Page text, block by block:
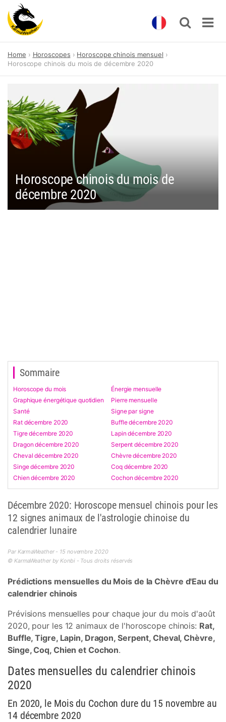
content
Home Horoscopes
Horoscope chinois mensuel
Horoscope chinois du mois de décembre 2020
Horoscope chinois du mois de
décembre 2020
Sommaire
Horoscope du mois
Énergie mensuelle
Graphique énergétique quotidien
Pierre mensuelle
Santé
Signe par signe
Rat décembre 2020
Buffle décembre 2020
Tigre décembre 2020
Lapin décembre 2020
Dragon décembre 2020
Serpent décembre 2020
Cheval décembre 2020
Chèvre décembre 2020
Singe décembre 2020
Coq décembre 2020
Chien décembre 2020
Cochon décembre 2020
Décembre 2020: Horoscope mensuel chinois pour les
12 signes animaux de l'astrologie chinoise du
calendrier lunaire
Par KarmaWeather - 15 novembre 2020
© KarmaWeather by Konbi - Tous droits réservés
Prédictions mensuelles du Mois de la Chèvre d'Eau du
calendrier chinois
Prévisions mensuelles pour chaque jour du mois d'août
2020, pour les 12 animaux de l'horoscope chinois: Rat,
Buffle, Tigre, Lapin, Dragon, Serpent, Cheval, Chèvre,
Singe, Coq, Chien et Cochon.
Dates mensuelles du calendrier chinois
2020
En 2020, le Mois du Cochon dure du 15 novembre au
14 décembre 2020